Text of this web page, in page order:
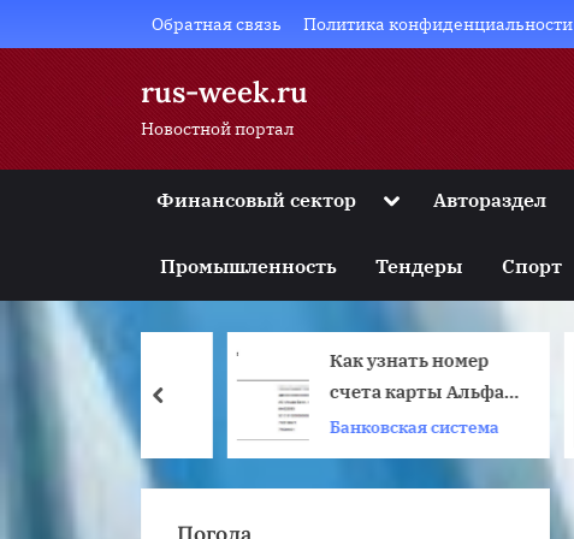
to
Обратная связь Политика конфиденциальности
rus-week.ru
Новостной портал
Финансовый сектор Toggle
menu
Toggle
menu
Toggle
sub-
menu
Toggle
sub-
Автораздел
Промышленность Тендеры Спорт
Как узнать номер
счета карты Альфа-
Банка
Банковская система
prev